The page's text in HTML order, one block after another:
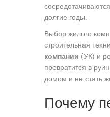
долгие годы.
Выбор жилого
строительная
компании (УК) и
превратится в
домом и не стать
Почему